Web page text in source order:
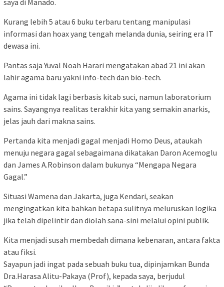
Kurang lebih 5 atau 6 buku terbaru tentang manipulasi
informasi dan hoax yang tengah melanda dunia, seiring era IT
dewasa ini.
Pantas saja Yuval Noah Harari mengatakan abad 21 ini akan
lahir agama baru yakni info-tech dan bio-tech.
Agama ini tidak lagi berbasis kitab suci, namun laboratorium
sains. Sayangnya realitas terakhir kita yang semakin anarkis,
jelas jauh dari makna sains.
Pertanda kita menjadi gagal menjadi Homo Deus, ataukah
menuju negara gagal sebagaimana dikatakan Daron Acemoglu
dan James A.Robinson dalam bukunya “Mengapa Negara
Gagal.”
Situasi Wamena dan Jakarta, juga Kendari, seakan
mengingatkan kita bahkan betapa sulitnya meluruskan logika
jika telah dipelintir dan diolah sana-sini melalui opini publik.
Kita menjadi susah membedah dimana kebenaran, antara fakta
atau fiksi.
Sayapun jadi ingat pada sebuah buku tua, dipinjamkan Bunda
Dra.Harasa Alitu-Pakaya (Prof), kepada saya, berjudul